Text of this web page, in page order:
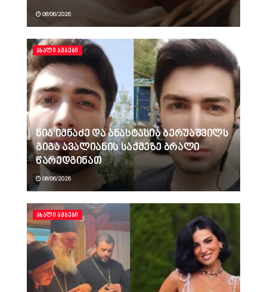
08/06/2026
ᲐᲮᲐᲚᲘ ᲐᲛᲑᲔᲑᲘ
ნია იმნაძე და ანასტასია ბერუაშვილს
გიგა ავალიანის საქმეზე ბრალი
წარედგინათ
08/06/2026
ᲐᲮᲐᲚᲘ ᲐᲛᲑᲔᲑᲘ